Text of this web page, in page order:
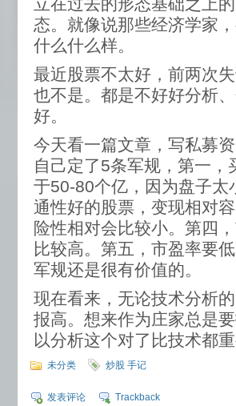
态。就像说那些经济学家
什么什么样。
最近股票不太好，前两次
也不是。都是不好好分析
好。
今天看一篇文章，写私募
自己定了5条军规，第一
于50-80个亿，因为盘子太
通性好的股票，变现相对
险性相对会比较小。第四
比较高。第五，市盈率要
军规还是很有价值的。
现在看来，无论技术分析
报高。想来作为庄家总是
以分析这个对了比技术都重
未分类 炒股 手记
发表评论 Trackback